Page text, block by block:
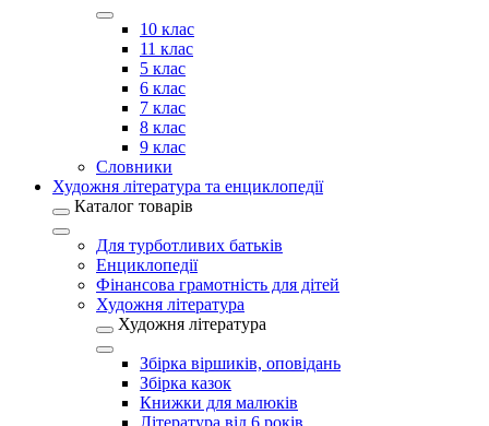
10 клас
11 клас
5 клас
6 клас
7 клас
8 клас
9 клас
Словники
Художня література та енциклопедії
Каталог товарів
Для турботливих батьків
Енциклопедії
Фінансова грамотність для дітей
Художня література
Художня література
Збірка віршиків, оповідань
Збірка казок
Книжки для малюків
Література від 6 років